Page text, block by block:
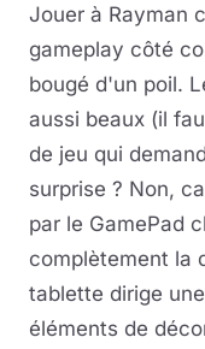
Jouer à Rayman
gameplay côté
bougé d'un poil.
aussi beaux (il
de jeu qui
surprise ? Non,
par le GamePad
complètement la
tablette dirige
éléments de